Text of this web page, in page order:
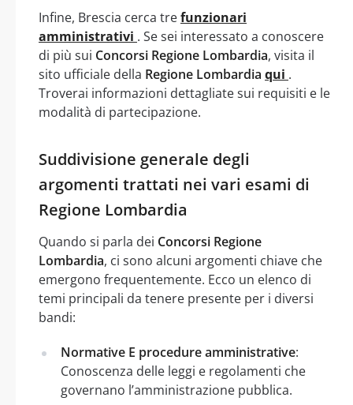
Infine, Brescia cerca trefunzionari
amministrativi . Se sei interessato a conoscere
di più sui Concorsi Regione Lombardia, visita il
sito ufficiale della Regione Lombardia qui .
Troverai informazioni dettagliate sui requisiti e le
modalità di partecipazione.
Suddivisione generale degli
argomenti trattati nei vari esami di
Regione Lombardia
Quando si parla dei Concorsi Regione
Lombardia, ci sono alcuni argomenti chiave che
emergono frequentemente. Ecco un elenco di
temi principali da tenere presente per i diversi
bandi:
Normative E procedure amministrative:
Conoscenza delle leggi e regolamenti che
governano l’amministrazione pubblica.